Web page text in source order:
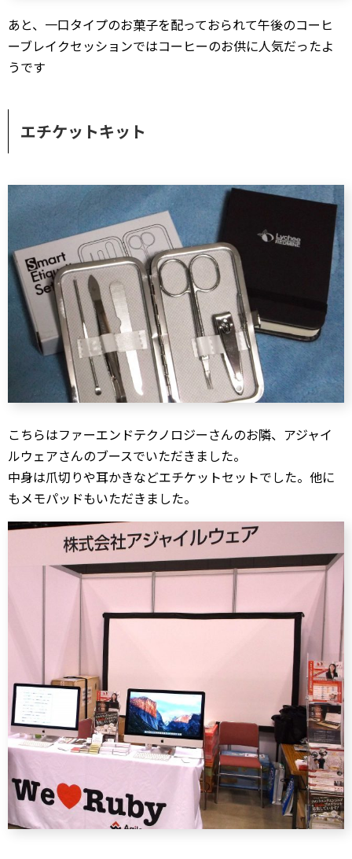
あと、一口タイプのお菓子を配っておられて午後のコーヒ
ーブレイクセッションではコーヒーのお供に人気だったよ
うです
エチケットキット
こちらはファーエンドテクノロジーさんのお隣、アジャイ
ルウェアさんのブースでいただきました。
中身は爪切りや耳かきなどエチケットセットでした。他に
もメモパッドもいただきました。